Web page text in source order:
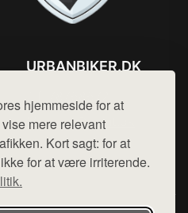
hjemmeside for at
mere relevant
Kort sagt: for at
for at være irriterende.
URBANBIKER.DK
Mail: hej@want.dk
Cookie- og privatlivspolitik